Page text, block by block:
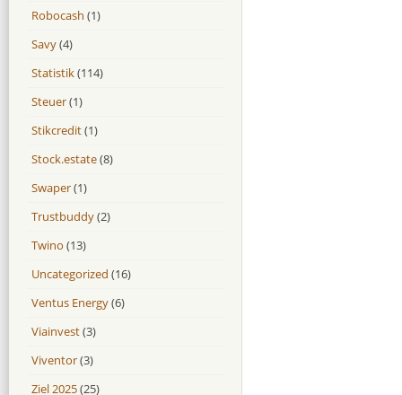
Robocash (1)
Savy(4)
Statistik(114)
Steuer(1)
Stikcredit(1)
Stock.estate(8)
Swaper(1)
Trustbuddy(2)
Twino (13)
Uncategorized (16)
Ventus Energy(6)
Viainvest(3)
Viventor(3)
Ziel 2025(25)